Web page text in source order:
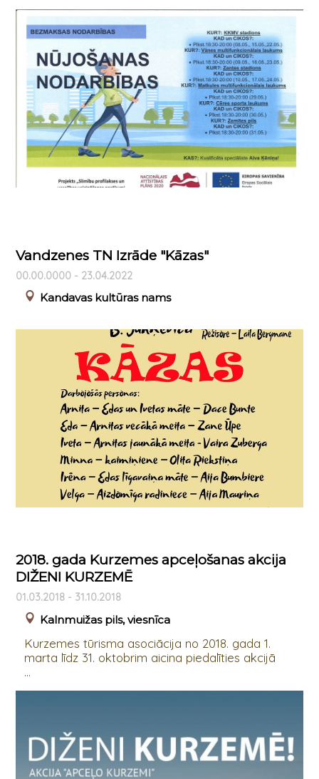
Vandzenes TN Izrāde "Kāzas"
00.00.0000 - 23.04.2022
Kandavas kultūras nams
2018. gada Kurzemes apceļošanas akcija
DIŽENI KURZEMĒ
01.03.2018 - 31.10.2018
Kalnmuižas pils, viesnīca
Kurzemes tūrisma asociācija no 2018. gada 1.
marta līdz 31. oktobrim aicina piedalīties akcijā
...